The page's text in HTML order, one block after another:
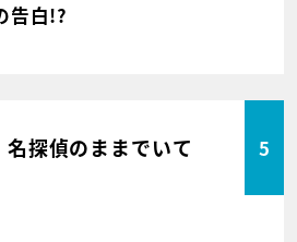
告白!?
名探偵のままでいて 5